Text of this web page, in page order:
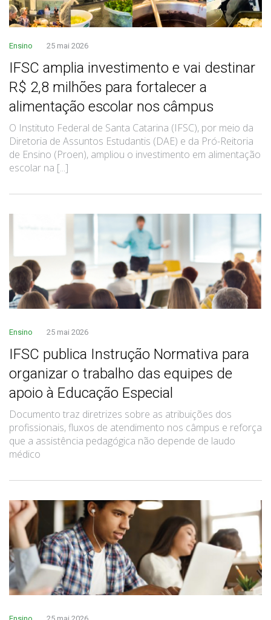
Ensino 25 mai 2026
IFSC amplia investimento e vai destinar
R$ 2,8 milhões para fortalecer a
alimentação escolar nos câmpus
O Instituto Federal de Santa Catarina (IFSC), por meio da
Diretoria de Assuntos Estudantis (DAE) e da Pró-Reitoria
de Ensino (Proen), ampliou o investimento em alimentação
escolar na [...]
Ensino 25 mai 2026
IFSC publica Instrução Normativa para
organizar o trabalho das equipes de
apoio à Educação Especial
Documento traz diretrizes sobre as atribuições dos
profissionais, fluxos de atendimento nos câmpus e reforça
que a assistência pedagógica não depende de laudo
médico